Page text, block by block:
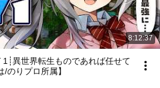
8:12:37
1┊異世界転生ものであれば任せて
のりプロ所属】